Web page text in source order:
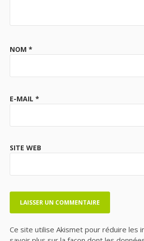
NOM *
E-MAIL *
SITE WEB
Ce site utilise Akismet pour réduire les